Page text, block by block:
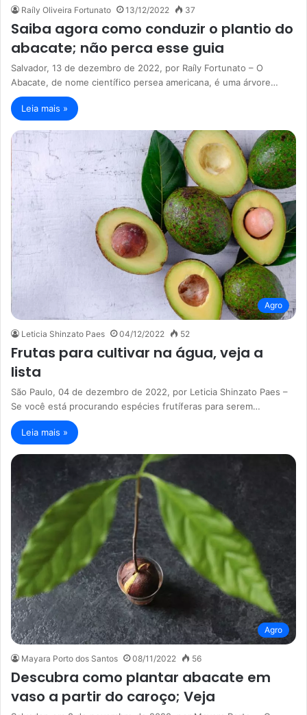
Raíly Oliveira Fortunato 13/12/2022 37
Saiba agora como conduzir o plantio do
abacate; não perca esse guia
Salvador, 13 de dezembro de 2022, por Raíly Fortunato – O
Abacate, de nome científico persea americana, é uma árvore…
Leia mais »
Agro
Leticia Shinzato Paes 04/12/2022 52
Frutas para cultivar na água, veja a
lista
São Paulo, 04 de dezembro de 2022, por Leticia Shinzato Paes –
Se você está procurando espécies frutíferas para serem…
Leia mais »
Agro
Mayara Porto dos Santos 08/11/2022 56
Descubra como plantar abacate em
vaso a partir do caroço; Veja